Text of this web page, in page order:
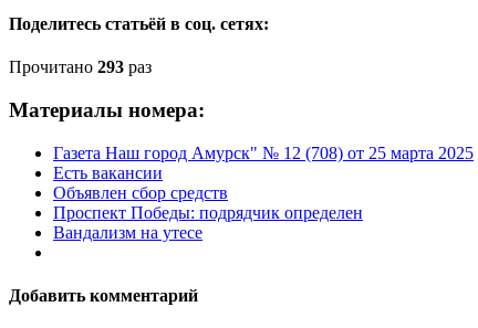
Поделитесь статьёй в соц. сетях:
Прочитано 293 раз
Материалы номера:
Газета Наш город Амурск" № 12 (708) от 25 марта 2025
Есть вакансии
Объявлен сбор средств
Проспект Победы: подрядчик определен
Вандализм на утесе
Добавить комментарий